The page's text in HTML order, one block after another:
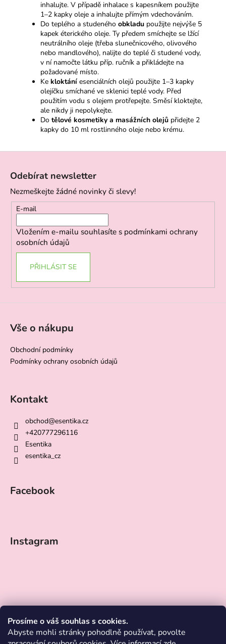
Prosíme o váš souhlas s cookies.
Abyste mohli stránky pohodlně používat, povolte
inhalujte. V případě inhalace s kapesníkem použijte
1–2 kapky oleje a inhalujte přímým vdechováním.
Do teplého a studeného obkladu použijte nejvýše 5
kapek éterického oleje. Ty předem smíchejte se lžící
neutrálního oleje (třeba slunečnicového, olivového
nebo mandlového), nalijte do teplé či studené vody,
v ní namočte látku příp. ručník a přikládejte na
požadované místo.
Ke kloktání esenciálních olejů použijte 1–3 kapky
olejíčku smíchané ve sklenici teplé vody. Před
použitím vodu s olejem protřepejte. Směsí kloktejte,
ale nikdy ji nepolykejte.
Do tělové kosmetiky a masážních olejů přidejte 2
kapky do 10 ml rostlinného oleje nebo krému.
Odebírat newsletter
Nezmeškejte žádné novinky či slevy!
E-mail
Vložením e-mailu souhlasíte s podmínkami ochrany
osobních údajů
PŘIHLÁSIT SE
Vše o nákupu
Obchodní podmínky
Podmínky ochrany osobních údajů
Kontakt
obchod@esentika.cz
+420777296116
Esentika
esentika_cz
Facebook
Instagram